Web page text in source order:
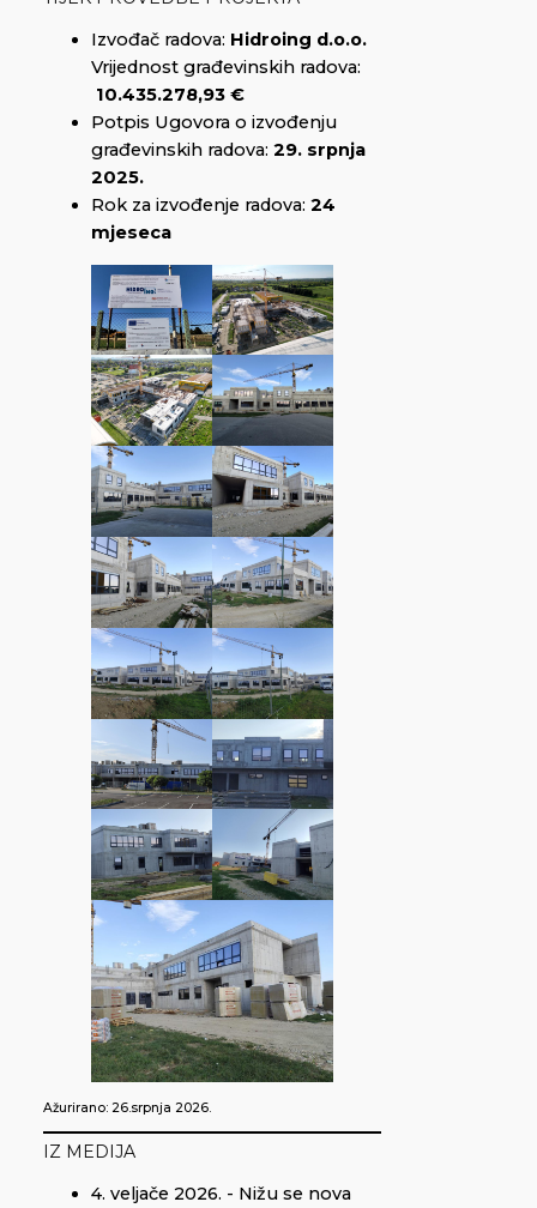
Izvođač radova: Hidroing d.o.o.
Vrijednost građevinskih radova:
10.435.278,93 €
Potpis Ugovora o izvođenju
građevinskih radova: 29. srpnja
2025.
Rok za izvođenje radova: 24
mjeseca
Ažurirano: 26.srpnja 2026.
IZ MEDIJA
4. veljače 2026. - Nižu se nova